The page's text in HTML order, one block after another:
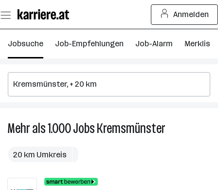
Seiteninhalt
springen
Anmelden
Jobsuche Job-Empfehlungen Job-Alarm Merkliste
Mehr als 1.000JobsKremsmünster
20 km Umkreis